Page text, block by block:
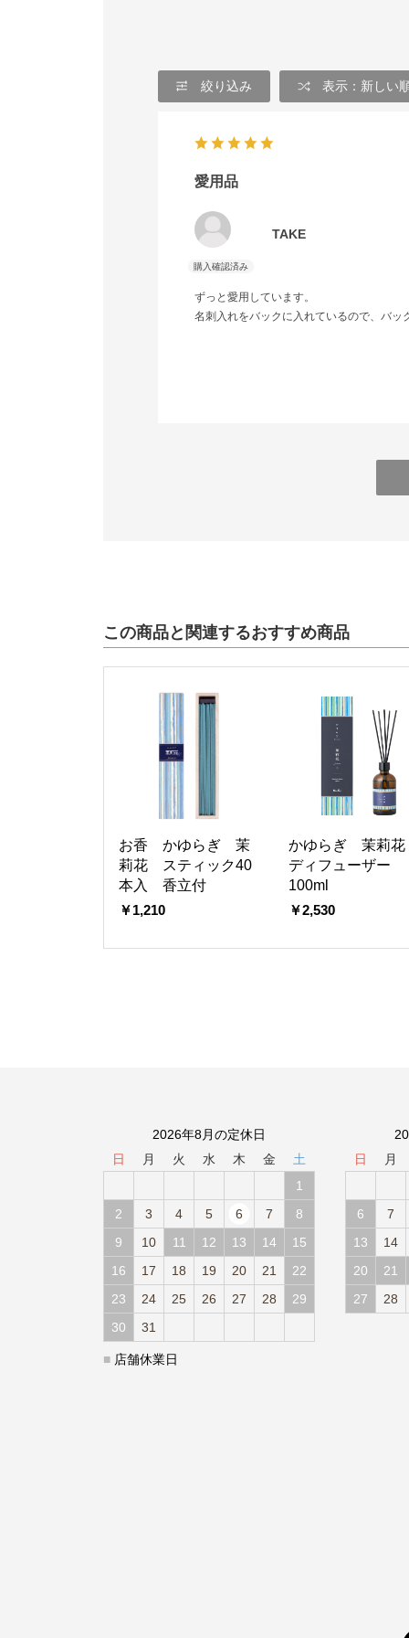
絞り込み 表示：新しい
愛用品
TAKE
ずっと愛用しています。
名刺入れをバックに入れているので、バッ
この商品と関連するおすすめ商品
お香 かゆらぎ 茉
莉花 スティック40
本入 香立付
￥1,210
かゆらぎ 茉莉
ディフューザー
100ml
￥2,530
2026年8月の定休日
日
月 火 水 木 金
土
1
2
3 4 5 6 7
8
9
10 11 12 13 14
15
16
17 18 19 20 21
22
23
24 25 26 27 28
29
30
31
日
月
6
7
13
14
20
21
27
28
■ 店舗休業日